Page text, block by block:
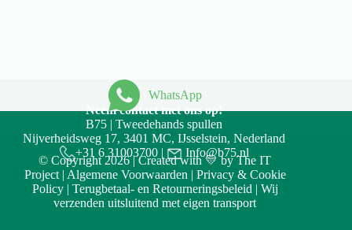
Decline
WhatsApp
Neem contact met ons op!
B75 | Tweedehands spullen
Nijverheidsweg 17, 3401 MC, IJsselstein, Nederland
+31 6 31003700| Info@b75.nl
© Copyright 2026 | Created with 💛 byThe IT
Project| Algemene Voorwaarden | Privacy & Cookie
Policy| Terugbetaal- en Retourneringsbeleid | Wij
verzenden uitsluitend met eigen transport